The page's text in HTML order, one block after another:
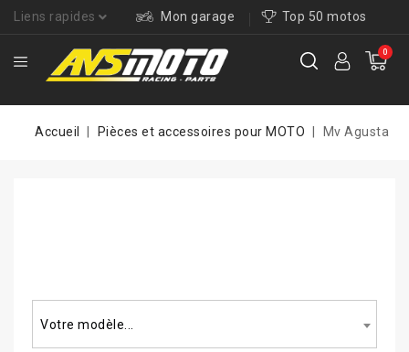
Liens rapides Mon garage Top 50 motos
0
Accueil Pièces et accessoires pour MOTO Mv Agusta
Votre modèle...